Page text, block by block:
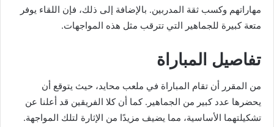
مهاراتهم وكسب ثقة المدربين. بالإضافة إلى ذلك، فإن اللقاء يوفر
متعة كبيرة للجماهير التي تترقب مثل هذه المواجهات.
تفاصيل المباراة
من المقرر أن تقام المباراة في ملعب محايد، حيث يتوقع أن
يحضرها عدد كبير من الجماهير. كما أن كلا الفريقين قد أعلنا عن
تشكيلتهما الأساسية، مما يضيف مزيدًا من الإثارة لتلك المواجهة.